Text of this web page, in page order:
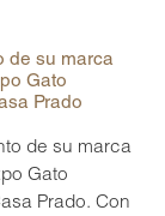
de su marca
Gato
Prado
de su marca
Gato
Prado. Con